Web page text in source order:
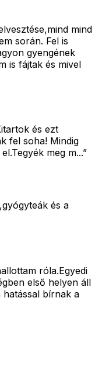
mind
során. Fel is
gyengének
is fájtak és mivel
és ezt
fel soha! Mindig
meg m...”
és a
róla.Egyedi
első helyen áll
bírnak a